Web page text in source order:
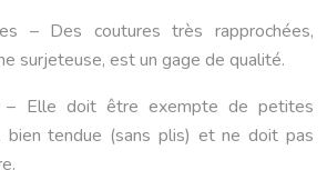
– Des coutures très rapprochées,
surjeteuse, est un gage de qualité.
Elle doit être exempte de petites
bien tendue (sans plis) et ne doit pas